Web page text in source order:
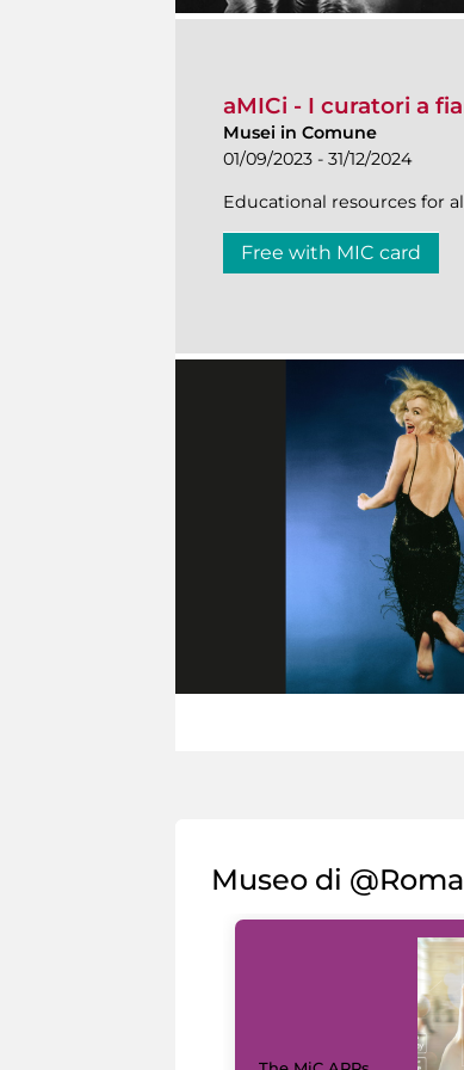
aMICi - I curatori a
Musei in Comune
01/09/2023 - 31/12/2024
Educational resources for
Free with MIC card
Museo di